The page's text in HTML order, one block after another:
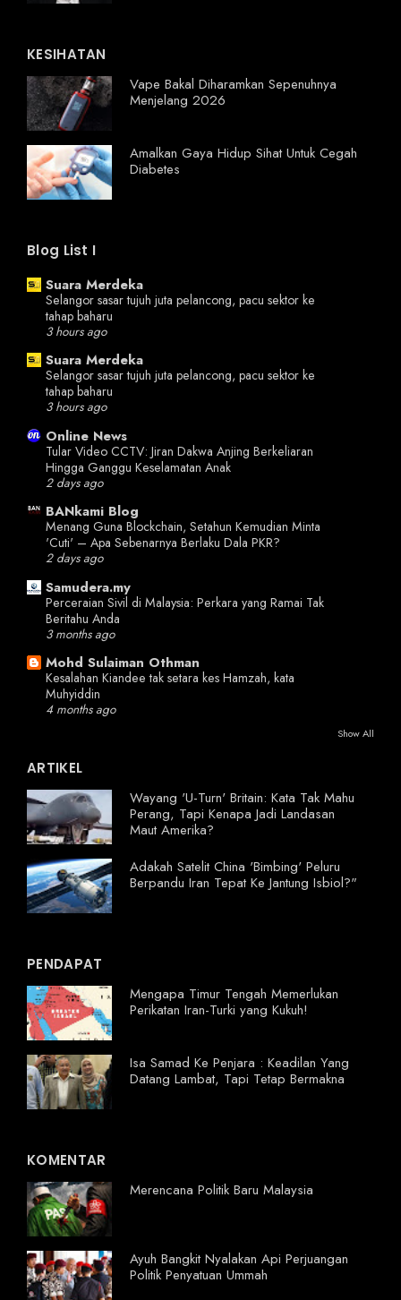
KESIHATAN
Vape Bakal Diharamkan Sepenuhnya
Menjelang 2026
Amalkan Gaya Hidup Sihat Untuk Cegah
Diabetes
Blog List I
Suara Merdeka
Selangor sasar tujuh juta pelancong, pacu sektor ke
tahap baharu
3 hours ago
Suara Merdeka
Selangor sasar tujuh juta pelancong, pacu sektor ke
tahap baharu
3 hours ago
Online News
Tular Video CCTV: Jiran Dakwa Anjing Berkeliaran
Hingga Ganggu Keselamatan Anak
2 days ago
BANkami Blog
Menang Guna Blockchain, Setahun Kemudian Minta
'Cuti' – Apa Sebenarnya Berlaku Dala PKR?
2 days ago
Samudera.my
Perceraian Sivil di Malaysia: Perkara yang Ramai Tak
Beritahu Anda
3 months ago
Mohd Sulaiman Othman
Kesalahan Kiandee tak setara kes Hamzah, kata
Muhyiddin
4 months ago
Show All
ARTIKEL
Wayang 'U-Turn' Britain: Kata Tak Mahu
Perang, Tapi Kenapa Jadi Landasan
Maut Amerika?
Adakah Satelit China 'Bimbing' Peluru
Berpandu Iran Tepat Ke Jantung Isbiol?"
PENDAPAT
Mengapa Timur Tengah Memerlukan
Perikatan Iran-Turki yang Kukuh!
Isa Samad Ke Penjara : Keadilan Yang
Datang Lambat, Tapi Tetap Bermakna
KOMENTAR
Merencana Politik Baru Malaysia
Ayuh Bangkit Nyalakan Api Perjuangan
Politik Penyatuan Ummah